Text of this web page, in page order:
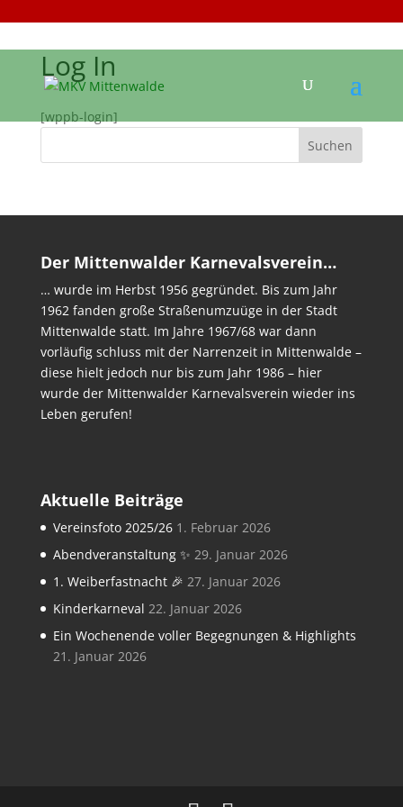
Log In
[wppb-login]
Der Mittenwalder Karnevalsverein…
… wurde im Herbst 1956 gegründet. Bis zum Jahr
1962 fanden große Straßenumzuüge in der Stadt
Mittenwalde statt. Im Jahre 1967/68 war dann
vorläufig schluss mit der Narrenzeit in Mittenwalde –
diese hielt jedoch nur bis zum Jahr 1986 – hier
wurde der Mittenwalder Karnevalsverein wieder ins
Leben gerufen!
Aktuelle Beiträge
Vereinsfoto 2025/26 1. Februar 2026
Abendveranstaltung ✨ 29. Januar 2026
1. Weiberfastnacht 🎉 27. Januar 2026
Kinderkarneval 22. Januar 2026
Ein Wochenende voller Begegnungen & Highlights
21. Januar 2026